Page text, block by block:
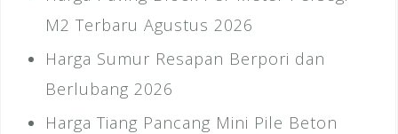
M2 Terbaru Agustus 2026
Harga Sumur Resapan Berpori dan
Berlubang 2026
Harga Tiang Pancang Mini Pile Beton